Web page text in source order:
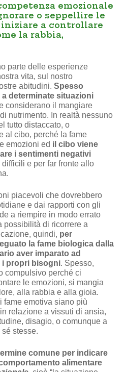
emozionale
o seppellire le
a controllare
la rabbia,
parte delle esperienze
vita, sul nostro
abitudini. Spesso
a determinate situazioni
considerano il mangiare
nutrimento. In realtà nessuno
tutto distaccato, o
al cibo, perché la fame
emozioni ed il cibo viene
i sentimenti negativi
e per far fronte allo
piacevoli che dovrebbero
e dai rapporti con gli
a riempire in modo errato
possibilità di ricorrere a
quindi, per
la fame biologica dalla
aver imparato ad
i propri bisogni. Spesso,
compulsivo perché ci
le emozioni, si mangia
alla rabbia e alla gioia.
fame emotiva siano più
relazione a vissuti di ansia,
disagio, o comunque a
stesse.
comune per indicare
alimentare